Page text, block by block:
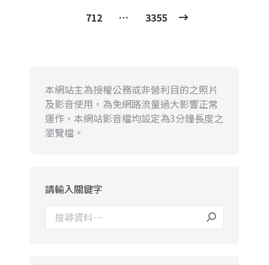
712
… 3355
本網站主為授權公務或非營利目的之照片
及影音使用，為免網路流量過大影響正常
運作，本網站影音檔均設定為3分鐘長度之
瀏覽檔。
請輸入關鍵字